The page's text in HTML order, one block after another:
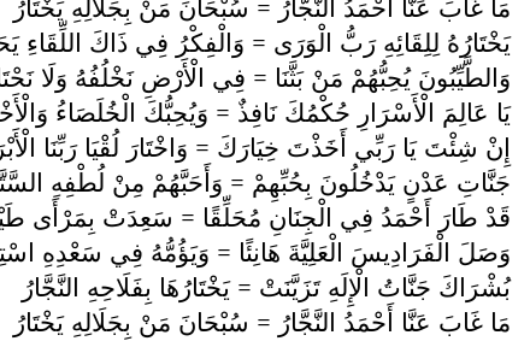
مَا غَابَ عَنَّا أَحْمَدُ النَّجَّارُ = سُبْحَانَ مَنْ بِجَلَالِهِ يَخْتَارُ
يَخْتَارُهُ لِلِقَائِهِ رَبُّ الْوَرَى = وَالْفِكْرُ فِي ذَاكَ اللِّقَاءِ
وَالطَّيِّبُونَ يُحِبُّهُمْ مَنْ بَثَّنَا = فِي الْأَرْضِ نَخْلُفُهُ وَلَا
يَا عَالِمَ الْأَسْرَارِ حُكْمُكَ نَافِذٌ = وَيُحِبُّكَ الْخُلَصَاءُ
إِنْ شِئْتَ يَا رَبِّي أَخَذْتَ خِيَارَكَ = وَاخْتَارَ لُقْيَا رَبِّنَا
جَنَّاتِ عَدْنٍ يَدْخُلُونَ بِحُبِّهِمْ = وَأَحَبَّهُمْ مِنْ لُطْفِهِ
قَدْ طَارَ أَحْمَدُ فِي الْجِنَانِ مُحَلِّقًا = سَعِدَتْ بِمَرْأَى
وَصَلَ الْفَرَادِيسَ الْعَلِيَّةَ هَانِئًا = وَيَؤُمُّهُ فِي سَعْدِهِ
بُشْرَاكَ جَنَّاتُ الْإِلَهِ تَزَيَّنَتْ = يَخْتَارُهَا بِفَلَاحِهِ النَّجَّارُ
مَا غَابَ عَنَّا أَحْمَدُ النَّجَّارُ = سُبْحَانَ مَنْ بِجَلَالِهِ يَخْتَارُ